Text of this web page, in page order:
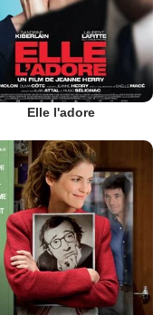
Elle l'adore